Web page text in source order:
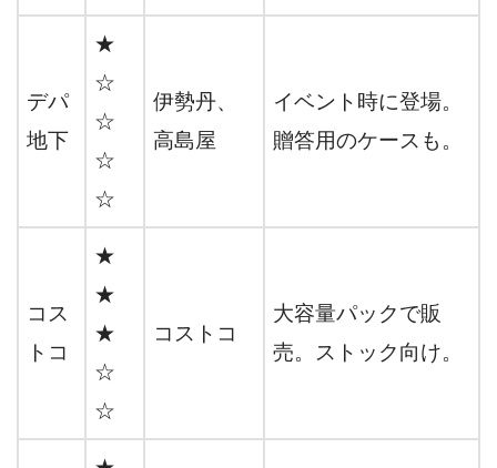
デパ
地下
★
☆
☆
☆
☆
伊勢丹、
高島屋
イベント時に登場。
贈答用のケースも。
コス
トコ
★
★
★
☆
☆
コストコ
大容量パックで販
売。ストック向け。